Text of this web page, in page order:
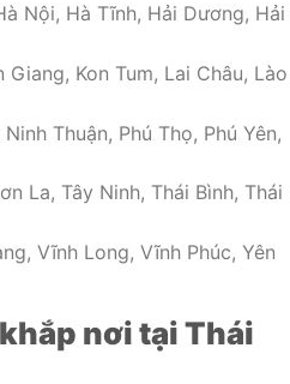
Nội, Hà Tĩnh, Hải Dương, Hải
Kon Tum, Lai Châu, Lào
Thuận, Phú Thọ, Phú Yên,
La, Tây Ninh, Thái Bình, Thái
Vĩnh Long, Vĩnh Phúc, Yên
nơi tại Thái